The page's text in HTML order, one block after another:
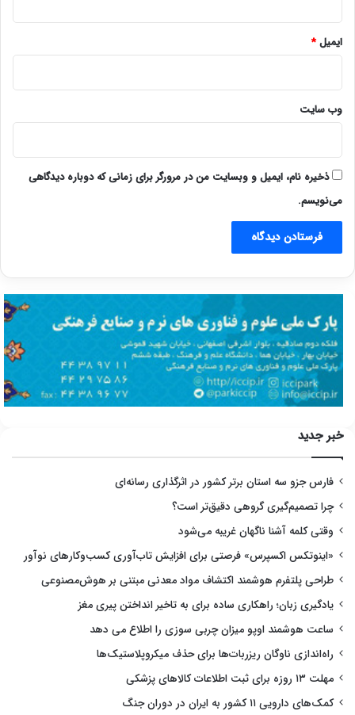
ایمیل*
وب‌ سایت
ذخیره نام، ایمیل و وبسایت من در مرورگر برای زمانی که دوباره دیدگاهی
می‌نویسم.
خبر جدید
فارس جزو سه استان برتر کشور در اثرگذاری رسانه‌ای
چرا تصمیم‌گیری گروهی دقیق‌تر است؟
وقتی کلمه آشنا ناگهان غریبه می‌شود
«اینوتکس اکسپرس» فرصتی برای افزایش تاب‌آوری کسب‌وکارهای نوآور
طراحی پلتفرم هوشمند اکتشاف مواد معدنی مبتنی بر هوش‌مصنوعی
یادگیری زبان؛ راهکاری ساده برای به تاخیر انداختن پیری مغز
ساعت هوشمند اوپو میزان چربی سوزی را اطلاع می دهد
راه‌اندازی ناوگان ریزربات‌ها برای حذف میکروپلاستیک‌ها
مهلت ۱۳ روزه برای ثبت اطلاعات کالاهای پزشکی
کمک‌های دارویی ۱۱ کشور به ایران در دوران جنگ